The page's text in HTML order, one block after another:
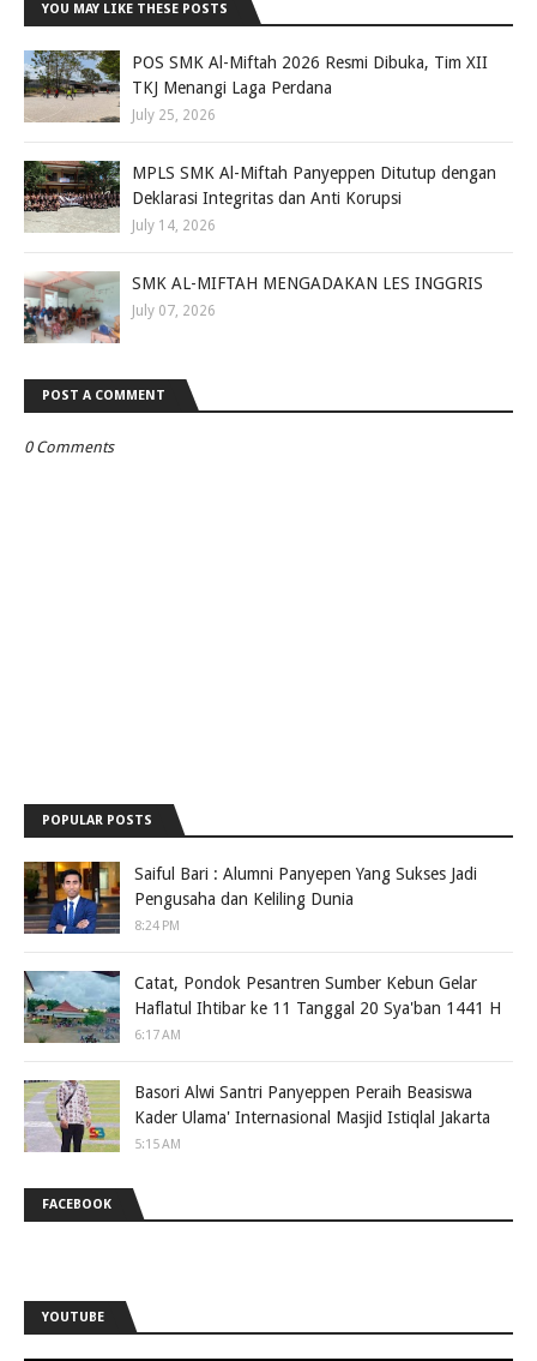
YOU MAY LIKE THESE POSTS
POS SMK Al-Miftah 2026 Resmi Dibuka, Tim XII
TKJ Menangi Laga Perdana
July 25, 2026
MPLS SMK Al-Miftah Panyeppen Ditutup dengan
Deklarasi Integritas dan Anti Korupsi
July 14, 2026
SMK AL-MIFTAH MENGADAKAN LES INGGRIS
July 07, 2026
POST A COMMENT
0 Comments
POPULAR POSTS
Saiful Bari : Alumni Panyepen Yang Sukses Jadi
Pengusaha dan Keliling Dunia
8:24 PM
Catat, Pondok Pesantren Sumber Kebun Gelar
Haflatul Ihtibar ke 11 Tanggal 20 Sya'ban 1441 H
6:17 AM
Basori Alwi Santri Panyeppen Peraih Beasiswa
Kader Ulama' Internasional Masjid Istiqlal Jakarta
5:15 AM
FACEBOOK
YOUTUBE